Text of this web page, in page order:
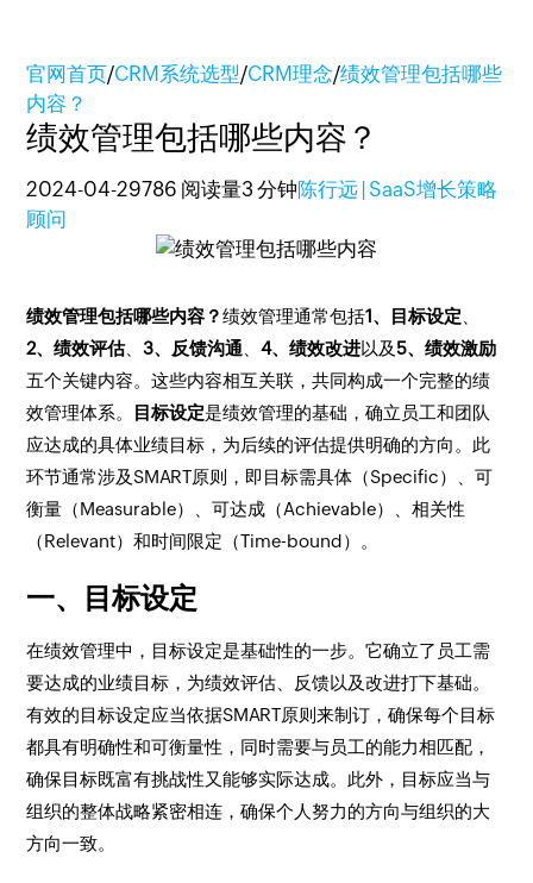
官网首页/CRM系统选型/CRM理念/绩效管理包括哪些
内容？
绩效管理包括哪些内容？
2024-04-29786 阅读量3 分钟陈行远 | SaaS增长策略
顾问
绩效管理包括哪些内容？绩效管理通常包括1、目标设定
2、绩效评估、3、反馈沟通 、4、绩效改进以及5、绩效激励
五个关键内容。这些内容相互关联，共同构成一个完整的绩
效管理体系。
目标设定是绩效管理的基础，确立员工和团队
应达成的具体业绩目标，为后续的评估提供明确的方向。此
环节通常涉及SMART原则，即目标需具体（Specific）、可
衡量（Measurable）、可达成（Achievable）、相关性
（Relevant）和时间限定（Time-bound）。
一、目标设定
在绩效管理中，目标设定是基础性的一步。它确立了员工需
要达成的业绩目标，为绩效评估、反馈以及改进打下基础。
有效的目标设定应当依据SMART原则来制订，确保每个目标
都具有明确性和可衡量性，同时需要与员工的能力相匹配，
确保目标既富有挑战性又能够实际达成。此外，目标应当与
组织的整体战略紧密相连，确保个人努力的方向与组织的大
方向一致。